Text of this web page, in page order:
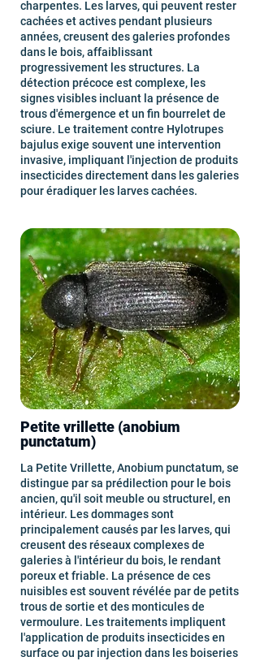
charpentes. Les larves, qui peuvent rester
cachées et actives pendant plusieurs
années, creusent des galeries profondes
dans le bois, affaiblissant
progressivement les structures. La
détection précoce est complexe, les
signes visibles incluant la présence de
trous d'émergence et un fin bourrelet de
sciure. Le traitement contre Hylotrupes
bajulus exige souvent une intervention
invasive, impliquant l'injection de produits
insecticides directement dans les galeries
pour éradiquer les larves cachées.
Petite vrillette (anobium
punctatum)
La Petite Vrillette, Anobium punctatum, se
distingue par sa prédilection pour le bois
ancien, qu'il soit meuble ou structurel, en
intérieur. Les dommages sont
principalement causés par les larves, qui
creusent des réseaux complexes de
galeries à l'intérieur du bois, le rendant
poreux et friable. La présence de ces
nuisibles est souvent révélée par de petits
trous de sortie et des monticules de
vermoulure. Les traitements impliquent
l'application de produits insecticides en
surface ou par injection dans les boiseries